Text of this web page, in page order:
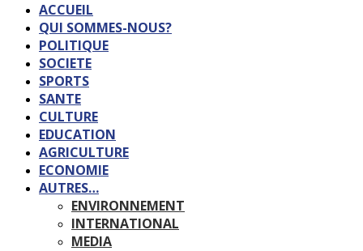
ACCUEIL
QUI SOMMES-NOUS?
POLITIQUE
SOCIETE
SPORTS
SANTE
CULTURE
EDUCATION
AGRICULTURE
ECONOMIE
AUTRES…
ENVIRONNEMENT
INTERNATIONAL
MEDIA